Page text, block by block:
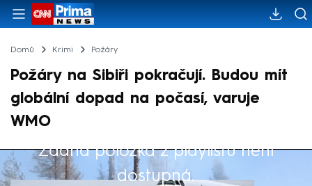
Domů Krimi Požáry
Požáry na Sibiři pokračují. Budou mít
globální dopad na počasí, varuje
WMO
Žádná položka z playlistu není
dostupná.
Výběr redakce